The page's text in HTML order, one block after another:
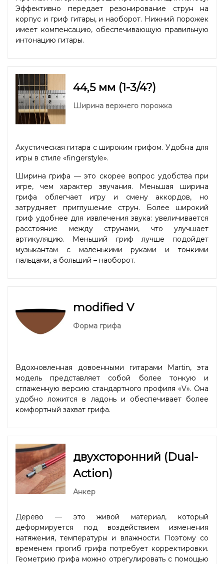
Эффективно передает резонирование струн на
корпус и гриф гитары, и наоборот. Нижний порожек
имеет компенсацию, обеспечивающую правильную
интонацию гитары.
44,5 мм (1-3/4?)
Ширина верхнего порожка
Акустическая гитара с широким грифом. Удобна для
игры в стиле «fingerstyle».
Ширина грифа — это скорее вопрос удобства при
игре, чем характер звучания. Меньшая ширина
грифа облегчает игру и смену аккордов, но
затрудняет приглушение струн. Более широкий
гриф удобнее для извлечения звука: увеличивается
расстояние между струнами, что улучшает
артикуляцию. Меньший гриф лучше подойдет
музыкантам с маленькими руками и тонкими
пальцами, а больший – наоборот.
modified V
Форма грифа
Вдохновленная довоенными гитарами Martin, эта
модель представляет собой более тонкую и
сглаженную версию стандартного профиля «V». Она
удобно ложится в ладонь и обеспечивает более
комфортный захват грифа.
двухсторонний (Dual-
Action)
Анкер
Дерево — это живой материал, который
деформируется под воздействием изменения
натяжения, температуры и влажности. Поэтому со
временем прогиб грифа потребует корректировки.
Геометрию грифа можно отрегулировать с помощью